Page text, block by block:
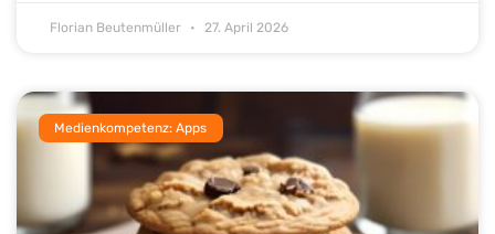
Florian Beutenmüller 27. April 2026
Medienkompetenz: Apps